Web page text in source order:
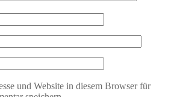
und Website in diesem Browser für